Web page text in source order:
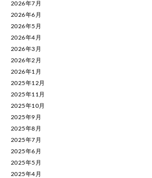
2026年7月
2026年6月
2026年5月
2026年4月
2026年3月
2026年2月
2026年1月
2025年12月
2025年11月
2025年10月
2025年9月
2025年8月
2025年7月
2025年6月
2025年5月
2025年4月